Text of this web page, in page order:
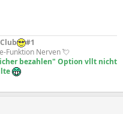
#1
Funktion Nerven 💘
bezahlen" Option vllt nicht